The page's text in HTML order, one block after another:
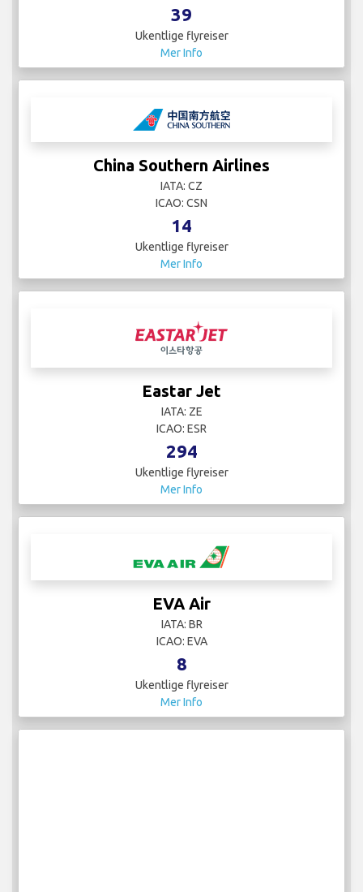
39
Ukentlige flyreiser
Mer Info
China Southern Airlines
IATA: CZ
ICAO: CSN
14
Ukentlige flyreiser
Mer Info
Eastar Jet
IATA: ZE
ICAO: ESR
294
Ukentlige flyreiser
Mer Info
EVA Air
IATA: BR
ICAO: EVA
8
Ukentlige flyreiser
Mer Info